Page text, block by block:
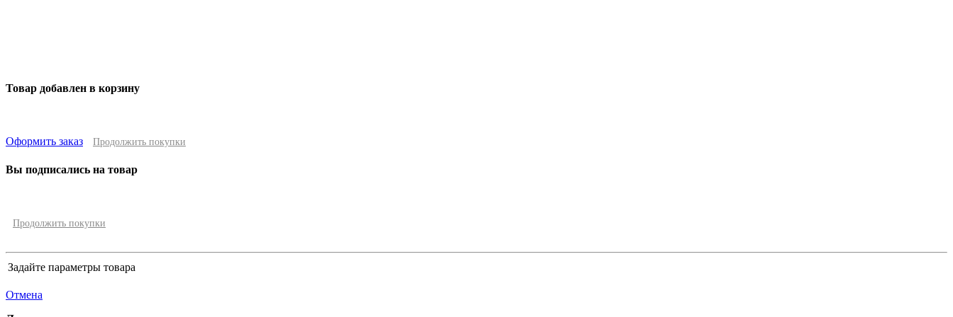
Товар добавлен в корзину
Оформить заказ Продолжить покупки
Вы подписались на товар
Продолжить покупки
Задайте параметры товара
Отмена